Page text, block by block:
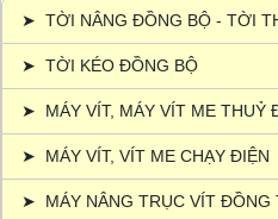
➤ TỜI NÂNG ĐỒNG BỘ - TỜI
➤ TỜI KÉO ĐỒNG BỘ
➤ MÁY VÍT, MÁY VÍT ME THUỶ
➤ MÁY VÍT, VÍT ME CHẠY ĐIỆN
➤ MÁY NÂNG TRỤC VÍT ĐỒNG